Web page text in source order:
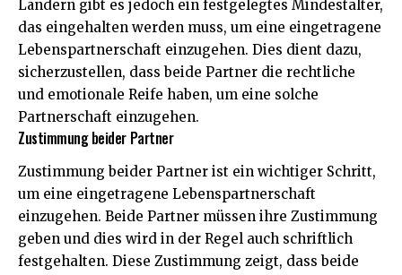
Ländern gibt es jedoch ein festgelegtes Mindestalter,
das eingehalten werden muss, um eine eingetragene
Lebenspartnerschaft einzugehen. Dies dient dazu,
sicherzustellen, dass beide Partner die rechtliche
und emotionale Reife haben, um eine solche
Partnerschaft einzugehen.
Zustimmung beider Partner
Zustimmung beider Partner ist ein wichtiger Schritt,
um eine eingetragene Lebenspartnerschaft
einzugehen. Beide Partner müssen ihre Zustimmung
geben und dies wird in der Regel auch schriftlich
festgehalten. Diese Zustimmung zeigt, dass beide